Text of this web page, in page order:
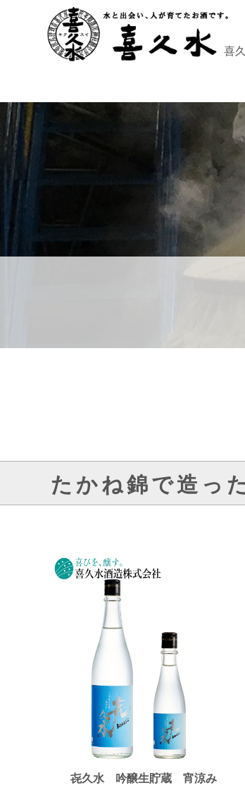
喜
たかね錦で造っ
㐂久水 吟醸生貯蔵 宵涼み